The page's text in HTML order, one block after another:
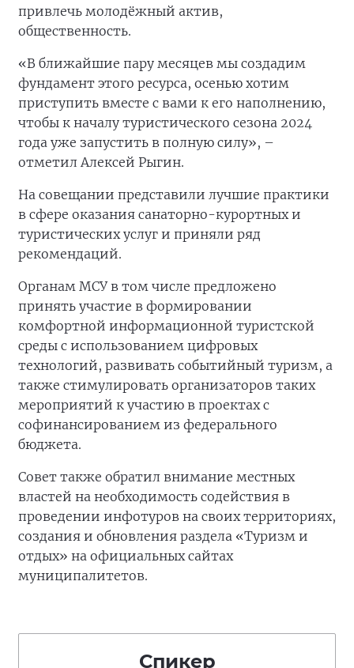
привлечь молодёжный актив,
общественность.
«В ближайшие пару месяцев мы создадим
фундамент этого ресурса, осенью хотим
приступить вместе с вами к его наполнению,
чтобы к началу туристического сезона 2024
года уже запустить в полную силу», –
отметил Алексей Рыгин.
На совещании представили лучшие практики
в сфере оказания санаторно-курортных и
туристических услуг и приняли ряд
рекомендаций.
Органам МСУ в том числе предложено
принять участие в формировании
комфортной информационной туристской
среды с использованием цифровых
технологий, развивать событийный туризм, а
также стимулировать организаторов таких
мероприятий к участию в проектах с
софинансированием из федерального
бюджета.
Совет также обратил внимание местных
властей на необходимость содействия в
проведении инфотуров на своих территориях,
создания и обновления раздела «Туризм и
отдых» на официальных сайтах
муниципалитетов.
Спикер